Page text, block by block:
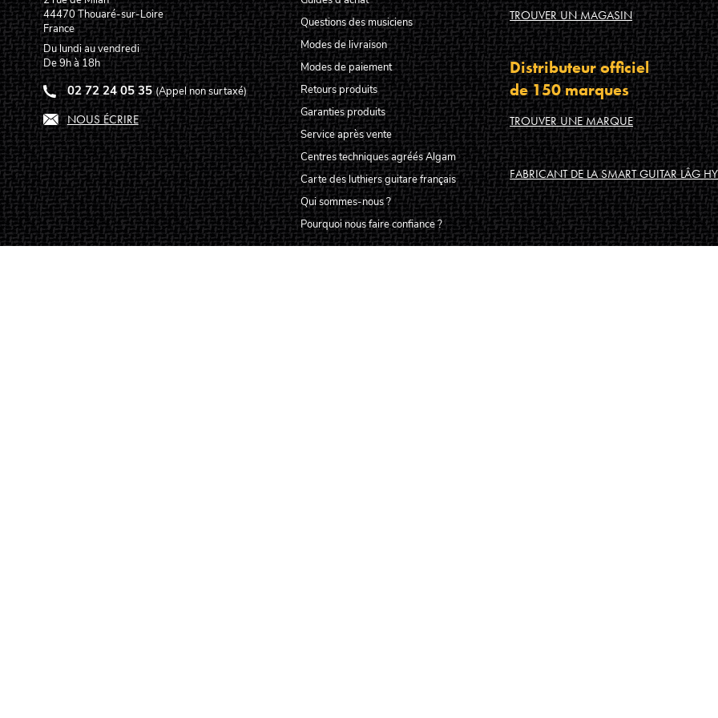
44470 Thouaré-sur-Loire
France
Du lundi au vendredi
De 9h à 18h
02 72 24 05 35 (Appel non surtaxé)
NOUS ÉCRIRE
Questions des musiciens
Modes de livraison
Modes de paiement
Retours produits
Garanties produits
Service après vente
Centres techniques agréés Algam
Carte des luthiers guitare français
Qui sommes-nous ?
Pourquoi nous faire confiance ?
TROUVER UN MAGASIN
Distributeur officiel
de 150 marques
TROUVER UNE MARQUE
FABRICANT DE LA SMART GUITAR LÂG